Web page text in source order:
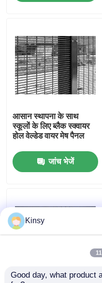
वी.आर. शो
हमारे बारे में
कारखाने का दौरा
गुणवत्ता नियंत्रण
समाचार
बुना तार जाल स्क्रीन
आसान स्थापना के साथ
स्कूलों के लिए ब्लैक स्क्वायर
होल वेल्डेड वायर मेष पैनल
जांच भेजें
Kinsy
Good day, what product